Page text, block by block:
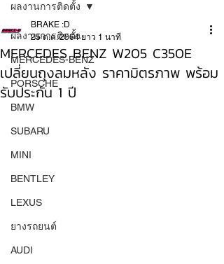
ผลงานการติดตั้ง
MERCEDES-BENZ
PORSCHE
BMW
SUBARU
MINI
BENTLEY
LEXUS
ยางรถยนต์
AUDI
ผลงานการติดตั้ง
MERCEDES BENZ W205 C350E
เปลี่ยนถุงลมหลัง ราคามิตรภาพ พร้อม
รับประกัน 1 ปี
BRAKE :D
25 ต.ค. 2564 ยาว 1 นาที